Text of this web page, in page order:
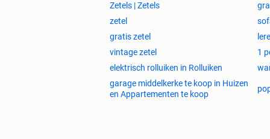
Zetels | Zetels
zetel
gratis zetel
vintage zetel
1
elektrisch rolluiken in Rolluiken
garage middelkerke te koop in Huizen
en Appartementen te koop